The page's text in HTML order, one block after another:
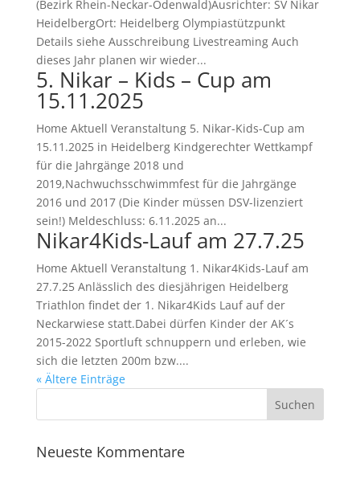
(Bezirk Rhein-Neckar-Odenwald)Ausrichter: SV Nikar
HeidelbergOrt: Heidelberg Olympiastützpunkt
Details siehe Ausschreibung Livestreaming Auch
dieses Jahr planen wir wieder...
5. Nikar – Kids – Cup am
15.11.2025
Home Aktuell Veranstaltung 5. Nikar-Kids-Cup am
15.11.2025 in Heidelberg Kindgerechter Wettkampf
für die Jahrgänge 2018 und
2019,Nachwuchsschwimmfest für die Jahrgänge
2016 und 2017 (Die Kinder müssen DSV-lizenziert
sein!) Meldeschluss: 6.11.2025 an...
Nikar4Kids-Lauf am 27.7.25
Home Aktuell Veranstaltung 1. Nikar4Kids-Lauf am
27.7.25 Anlässlich des diesjährigen Heidelberg
Triathlon findet der 1. Nikar4Kids Lauf auf der
Neckarwiese statt.Dabei dürfen Kinder der AK´s
2015-2022 Sportluft schnuppern und erleben, wie
sich die letzten 200m bzw....
« Ältere Einträge
Neueste Kommentare